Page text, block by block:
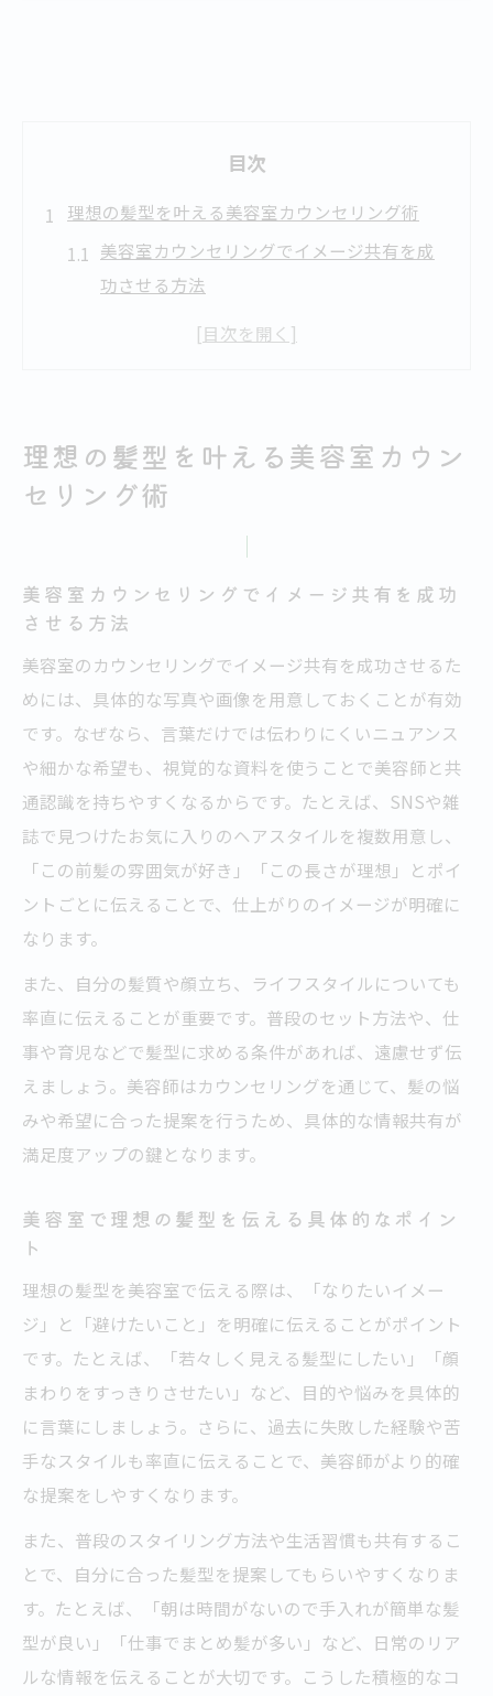
目次
理想の髪型を叶える美容室カウンセリング術
美容室カウンセリングでイメージ共有を成
功させる方法
美容室で理想の髪型を伝える具体的なポイ
美容室カウンセリングシート活用で希望明
確化を実現
失敗を防ぐ美容室での事前準備と伝え方の
美容室カウンセリングが満足度を左右する理由
美容室カウンセリングが仕上がり満足度を
決める要素
美容室でのヒアリング力が信頼感を生む理
由とは
美容室カウンセリングで要望を正確に伝え
る重要性
美容室カウンセリング時間が満足度に与え
る影響
な場合
初めてでも安心できる伝え方のコツを解説
初めての美容室カウンセリングで緊張を和
らげる方法
美容室で失敗しない伝え方のポイントを押
さえる
の準備術
美容室カウンセリングで避けたいNG表現と
美容室カウンセリングのみの活用法とその魅力
美容室カウンセリングのみ活用のメリット
を徹底解説
美容室カウンセリングのみ利用時の活用ポ
イント
美容室カウンセリングのみで得られる情報
と安心感
美容室カウンセリングのみ予約時の流れと
理想の髪型を叶える美容室カウン
セリング術
美容室カウンセリングでイメージ共有を成功
させる方法
美容室のカウンセリングでイメージ共有を成功させるた
めには、具体的な写真や画像を用意しておくことが有効
です。なぜなら、言葉だけでは伝わりにくいニュアンス
や細かな希望も、視覚的な資料を使うことで美容師と共
通認識を持ちやすくなるからです。たとえば、SNSや雑
誌で見つけたお気に入りのヘアスタイルを複数用意し、
「この前髪の雰囲気が好き」「この長さが理想」とポイ
ントごとに伝えることで、仕上がりのイメージが明確に
なります。
また、自分の髪質や顔立ち、ライフスタイルについても
率直に伝えることが重要です。普段のセット方法や、仕
事や育児などで髪型に求める条件があれば、遠慮せず伝
えましょう。美容師はカウンセリングを通じて、髪の悩
みや希望に合った提案を行うため、具体的な情報共有が
満足度アップの鍵となります。
美容室で理想の髪型を伝える具体的なポイン
ト
理想の髪型を美容室で伝える際は、「なりたいイメー
ジ」と「避けたいこと」を明確に伝えることがポイント
です。たとえば、「若々しく見える髪型にしたい」「顔
まわりをすっきりさせたい」など、目的や悩みを具体的
に言葉にしましょう。さらに、過去に失敗した経験や苦
手なスタイルも率直に伝えることで、美容師がより的確
な提案をしやすくなります。
また、普段のスタイリング方法や生活習慣も共有するこ
とで、自分に合った髪型を提案してもらいやすくなりま
す。たとえば、「朝は時間がないので手入れが簡単な髪
型が良い」「仕事でまとめ髪が多い」など、日常のリア
ルな情報を伝えることが大切です。こうした積極的なコ